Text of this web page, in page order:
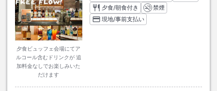
夕食ビュッフェ会場にてア
ルコール含むドリンクが 追
加料金なしでお楽しみいた
だけます
夕食/朝食付き
禁煙
現地/事前支払い